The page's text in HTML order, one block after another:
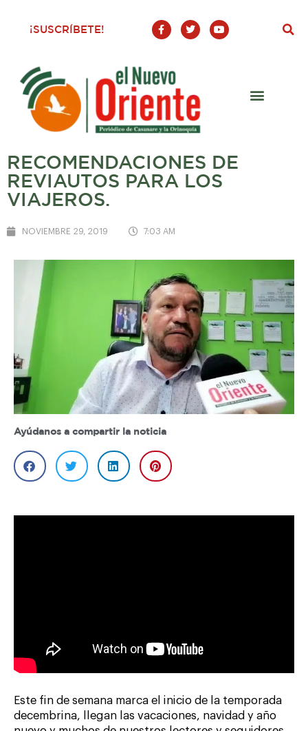
¡SUSCRÍBETE!
F
a
c
o
o
-
T
w
i
Y
o
u
RECOMENDACIONES DE
REVIAUTOS PARA LOS
VIAJEROS.
NOVIEMBRE 29, 2019 7:03 AM
Ayúdanos a compartir la noticia
Este fin de semana marca el inicio de la temporada
decembrina, llegan las vacaciones, navidad y año